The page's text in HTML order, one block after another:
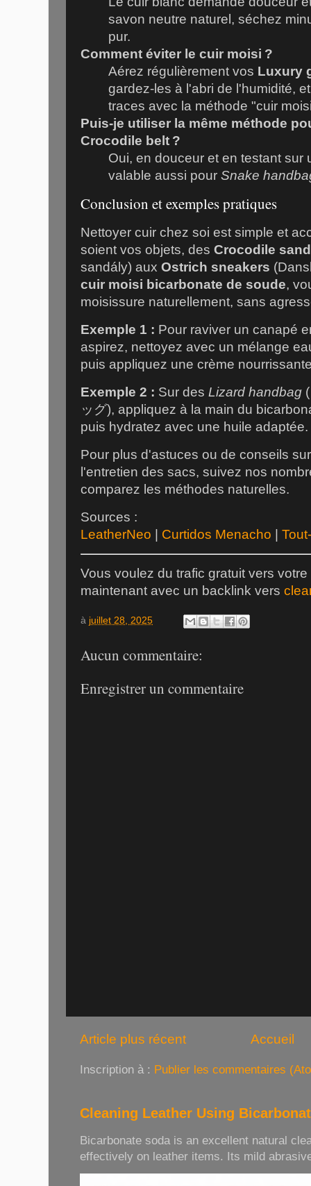
savon neutre naturel, séchez
pur.
Comment éviter le cuir moisi ?
Aérez régulièrement vos Luxury
gardez-les à l'abri de l'humidité,
traces avec la méthode "cuir
Puis-je utiliser la même méthode
Crocodile belt ?
Oui, en douceur et en testant sur
valable aussi pour Snake
Conclusion et exemples pratiques
Nettoyer cuir chez soi est simple et
soient vos objets, des Crocodile
sandály) aux Ostrich sneakers
cuir moisi bicarbonate de soude,
moisissure naturellement, sans
Exemple 1 : Pour raviver un canapé
aspirez, nettoyez avec un mélange
puis appliquez une crème
Exemple 2 : Sur des Lizard handbag
ッグ), appliquez à la main du
puis hydratez avec une huile adaptée.
Pour plus d'astuces ou de conseils
l'entretien des sacs, suivez nos
comparez les méthodes naturelles.
Sources :
LeatherNeo | Curtidos Menacho |
Vous voulez du trafic gratuit vers
maintenant avec un backlink vers
à juillet 28, 2025
Aucun commentaire:
Enregistrer un commentaire
Article plus récent Accueil
Inscription à : Publier les commentaires
Cleaning Leather Using
Bicarbonate soda is an excellent natural
effectively on leather items. Its mild